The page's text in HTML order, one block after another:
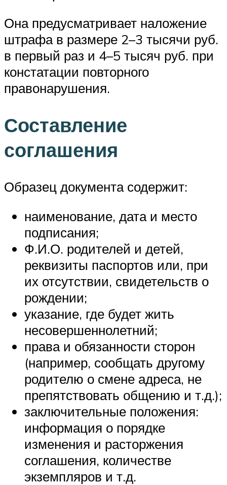
Она предусматривает наложение
штрафа в размере 2–3 тысячи руб.
в первый раз и 4–5 тысяч руб. при
констатации повторного
правонарушения.
Составление
соглашения
Образец документа содержит:
наименование, дата и место
подписания;
Ф.И.О. родителей и детей,
реквизиты паспортов или, при
их отсутствии, свидетельств о
рождении;
указание, где будет жить
несовершеннолетний;
права и обязанности сторон
(например, сообщать другому
родителю о смене адреса, не
препятствовать общению и т.д.);
заключительные положения:
информация о порядке
изменения и расторжения
соглашения, количестве
экземпляров и т.д.